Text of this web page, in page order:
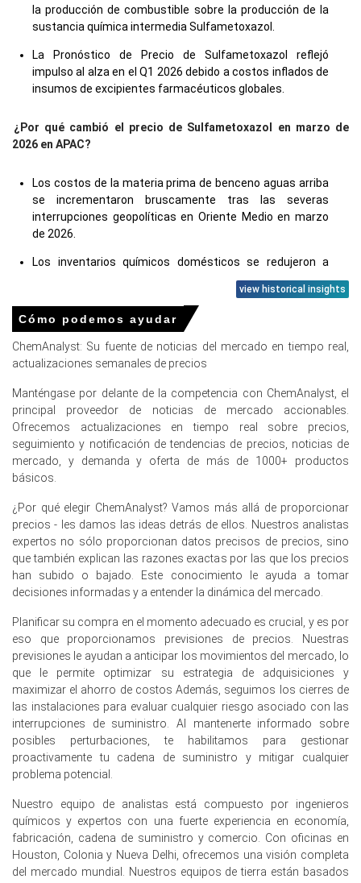
la producción de combustible sobre la producción de la
sustancia química intermedia Sulfametoxazol.
La Pronóstico de Precio de Sulfametoxazol reflejó
impulso al alza en el Q1 2026 debido a costos inflados de
insumos de excipientes farmacéuticos globales.
¿Por qué cambió el precio de Sulfametoxazol en marzo de
2026 en APAC?
Los costos de la materia prima de benceno aguas arriba
se incrementaron bruscamente tras las severas
interrupciones geopolíticas en Oriente Medio en marzo
de 2026.
Los inventarios químicos domésticos se redujeron a
medida que las refinerías chinas priorizaron la producción
de combustible sobre la producción química en marzo de
2026.
El Índice de Precios al Productor subió 0.5% año tras año
en marzo de 2026, empujando los costos de fabricación
Precios de la sulfametoxazol en Europa
En Alemania, el Índice de Precios de Sulfametoxazol
2026, impulsado por el aumento de los costos de las
materias primas y la energía.
La tendencia del costo de producción de Sulfametoxazol
aumentó en marzo de 2026 ya que el IPC del 2.7%
interanual elevó los gastos operativos.
A pesar de un -0.2% PPI interanual en marzo de 2026, los
costos de las materias primas de nafta y benceno aguas
arriba aumentaron significativamente.
El Índice de Manufactura se expandió en marzo de 2026,
ajustando el suministro de productos químicos finos y
apoyando las perspectivas de demanda de
Sulfametoxazol.
Las ventas minoristas crecieron 0.7% y el desempleo se
mantuvo en 4.2% en febrero de 2026, manteniendo la
demanda de medicamentos de atención médica
humana.
La confianza del consumidor cayó a -24.7 en marzo de
2026, afectando negativamente el gasto discrecional en
los usos finales farmacéuticos veterinarios.
view historical insights
Cómo podemos ayudar
ChemAnalyst: Su fuente de noticias del mercado en tiempo real,
actualizaciones semanales de precios
Manténgase por delante de la competencia con ChemAnalyst, el
principal proveedor de noticias de mercado accionables.
Ofrecemos actualizaciones en tiempo real sobre precios,
seguimiento y notificación de tendencias de precios, noticias de
mercado, y demanda y oferta de más de 1000+ productos
básicos.
¿Por qué elegir ChemAnalyst? Vamos más allá de proporcionar
precios - les damos las ideas detrás de ellos. Nuestros analistas
expertos no sólo proporcionan datos precisos de precios, sino
que también explican las razones exactas por las que los precios
han subido o bajado. Este conocimiento le ayuda a tomar
decisiones informadas y a entender la dinámica del mercado.
Planificar su compra en el momento adecuado es crucial, y es por
eso que proporcionamos previsiones de precios. Nuestras
previsiones le ayudan a anticipar los movimientos del mercado, lo
que le permite optimizar su estrategia de adquisiciones y
maximizar el ahorro de costos Además, seguimos los cierres de
las instalaciones para evaluar cualquier riesgo asociado con las
interrupciones de suministro. Al mantenerte informado sobre
posibles perturbaciones, te habilitamos para gestionar
proactivamente tu cadena de suministro y mitigar cualquier
problema potencial.
Nuestro equipo de analistas está compuesto por ingenieros
químicos y expertos con una fuerte experiencia en economía,
fabricación, cadena de suministro y comercio. Con oficinas en
Houston, Colonia y Nueva Delhi, ofrecemos una visión completa
del mercado mundial. Nuestros equipos de tierra están basados